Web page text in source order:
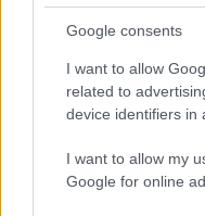
Google consents
I want to allow
related to
device identifiers in
I want to allow my
Google for online
Andrea Conforti · 7 Ago 2026
CALCIO